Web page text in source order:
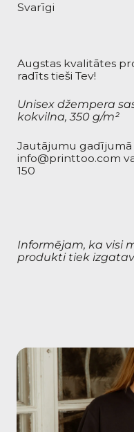
Svarīgi
Augstas kvalitātes
radīts tieši Tev!
Unisex džempera
kokvilna, 350 g/m²
Jautājumu gadījumā
info@printtoo.com
150
Informējam, ka visi
produkti tiek